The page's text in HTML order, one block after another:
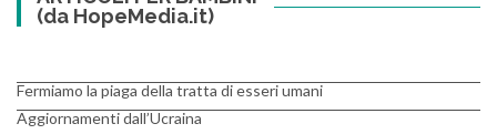
(da HopeMedia.it)
Fermiamo la piaga della tratta di esseri umani
Aggiornamenti dall’Ucraina